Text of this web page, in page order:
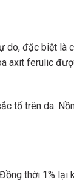
do, đặc biệt là
axit ferulic
tố trên da.
thời 1% lại